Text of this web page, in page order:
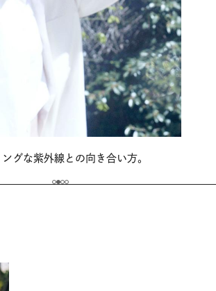
グな紫外線との向き合い方。